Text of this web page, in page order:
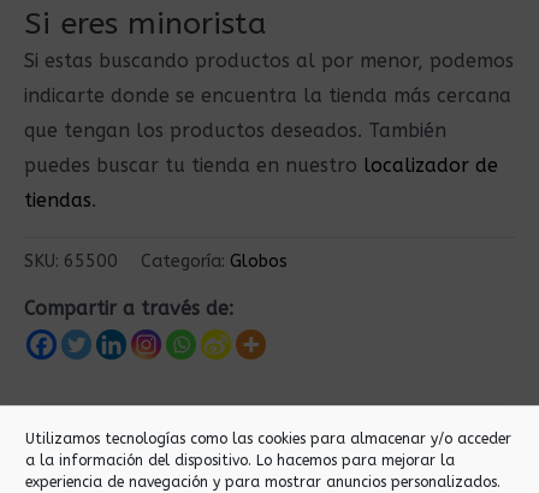
Utilizamos tecnologías como las cookies para almacenar y/o acceder
a la información del dispositivo. Lo hacemos para mejorar la
experiencia de navegación y para mostrar anuncios personalizados.
Si eres minorista
Si estas buscando productos al por menor, podemos
indicarte donde se encuentra la tienda más cercana
que tengan los productos deseados. También
puedes buscar tu tienda en nuestro localizador de
tiendas.
SKU: 65500 Categoría: Globos
Compartir a través de:
Productos relacionados